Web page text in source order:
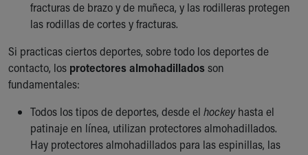
fracturas de brazo y de muñeca, y las rodilleras protegen
las rodillas de cortes y fracturas.
Si practicas ciertos deportes, sobre todo los deportes de
contacto, los protectores almohadillados son
fundamentales:
Todos los tipos de deportes, desde el hockeyhasta el
patinaje en línea, utilizan protectores almohadillados.
Hay protectores almohadillados para las espinillas, las